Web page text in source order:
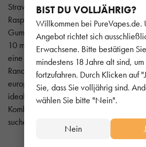
BIST DU VOLLJÄHRIG?
Willkommen bei PureVapes.de.
Angebot richtet sich
Erwachsene. Bitte bestätigen
mindestens 18 Jahre alt sind, um
fortzufahren. Durch Klicken auf
Sie, dass Sie volljährig sind.
wählen Sie bitte "Nein".
Nein
Strawberry Watermelon Lemonade oder
Raspberry bis hin zu süßen und
Gummy Bear oder Strawberry Donut.
10 ml Liquid, was für mehrere Hundert
eine praktische Alternative zu
RandM Liquids sind TPD-konform und
europäischen Standards für Sicherheit
ideal für Dampfer, die ein starkes
Kombination mit einem handlichen und
suchen.